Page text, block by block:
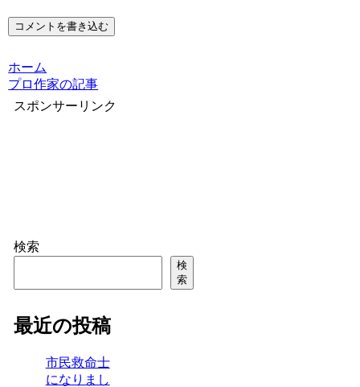
コメントを書き込む
ホーム
プロ作家の記事
スポンサーリンク
検索
検
索
最近の投稿
市民救命士
になりまし